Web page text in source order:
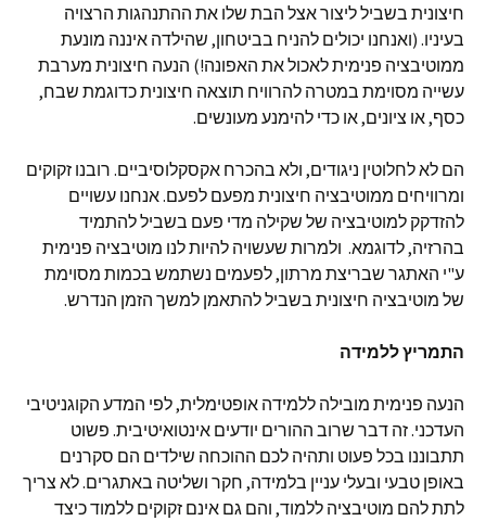
חיצונית בשביל ליצור אצל הבת שלו את ההתנהגות הרצויה
בעיניו. (ואנחנו יכולים להניח בביטחון, שהילדה איננה מונעת
ממוטיבציה פנימית לאכול את האפונה!) הנעה חיצונית מערבת
עשייה מסוימת במטרה להרוויח תוצאה חיצונית כדוגמת שבח,
כסף, או ציונים, או כדי להימנע מעונשים.
הם לא לחלוטין ניגודים, ולא בהכרח אקסקלוסיביים. רובנו זקוקים
ומרוויחים ממוטיבציה חיצונית מפעם לפעם. אנחנו עשויים
להזדקק למוטיבציה של שקילה מדי פעם בשביל להתמיד
בהרזיה, לדוגמא. ולמרות שעשויה להיות לנו מוטיבציה פנימית
ע"י האתגר שבריצת מרתון, לפעמים נשתמש בכמות מסוימת
של מוטיבציה חיצונית בשביל להתאמן למשך הזמן הנדרש.
התמריץ ללמידה
הנעה פנימית מובילה ללמידה אופטימלית, לפי המדע הקוגניטיבי
העדכני. זה דבר שרוב ההורים יודעים אינטואיטיבית. פשוט
תתבוננו בכל פעוט ותהיה לכם ההוכחה שילדים הם סקרנים
באופן טבעי ובעלי עניין בלמידה, חקר ושליטה באתגרים. לא צריך
לתת להם מוטיבציה ללמוד, והם גם אינם זקוקים ללמוד כיצד